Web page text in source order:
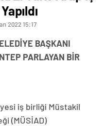
2022 15:17
BAŞKANI
PARLAYAN BİR
iş birliği Müstakil
(MÜSİAD)